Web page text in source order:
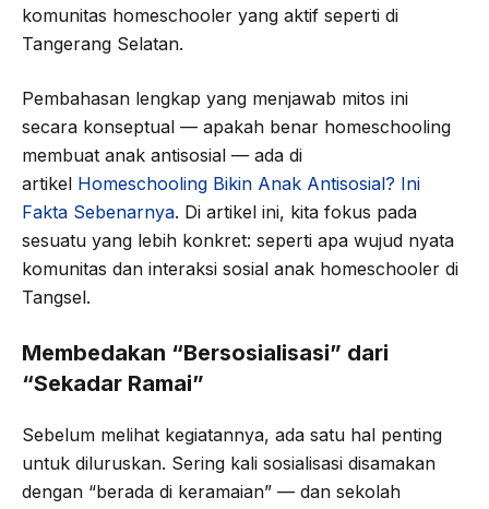
komunitas homeschooler yang aktif seperti di
Tangerang Selatan.
Pembahasan lengkap yang menjawab mitos ini
secara konseptual — apakah benar homeschooling
membuat anak antisosial — ada di
artikel Homeschooling Bikin Anak Antisosial? Ini
Fakta Sebenarnya. Di artikel ini, kita fokus pada
sesuatu yang lebih konkret: seperti apa wujud nyata
komunitas dan interaksi sosial anak homeschooler di
Tangsel.
Membedakan “Bersosialisasi” dari
“Sekadar Ramai”
Sebelum melihat kegiatannya, ada satu hal penting
untuk diluruskan. Sering kali sosialisasi disamakan
dengan “berada di keramaian” — dan sekolah